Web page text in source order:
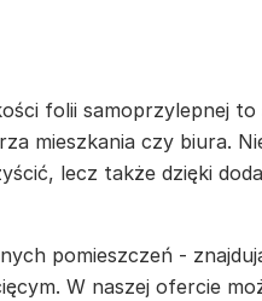
folii samoprzylepnej
mieszkania czy biura.
lecz także dzięki
pomieszczeń -
W naszej ofercie